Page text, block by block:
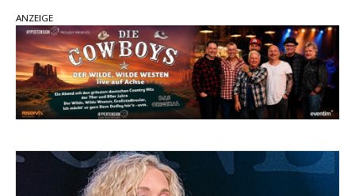
„Choosin‘ Texas“ gehört zu den größten Hits
aller Zeiten
pez veröffentlicht neue Single „Late Night
Talks“ – eine Hymne auf unvergessliche
Sommernächte
Morgan Wallen, Dolly Parton und Riley Green im
Fokus
ANZEIGE